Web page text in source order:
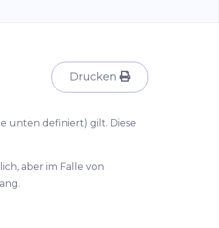
Drucken
unten definiert) gilt. Diese
aber im Falle von